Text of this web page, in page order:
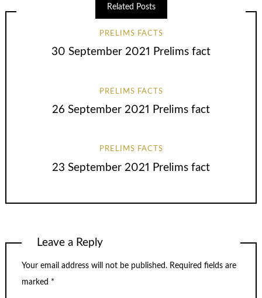
Related Posts
PRELIMS FACTS
30 September 2021 Prelims fact
PRELIMS FACTS
26 September 2021 Prelims fact
PRELIMS FACTS
23 September 2021 Prelims fact
Leave a Reply
Your email address will not be published. Required fields are
marked *